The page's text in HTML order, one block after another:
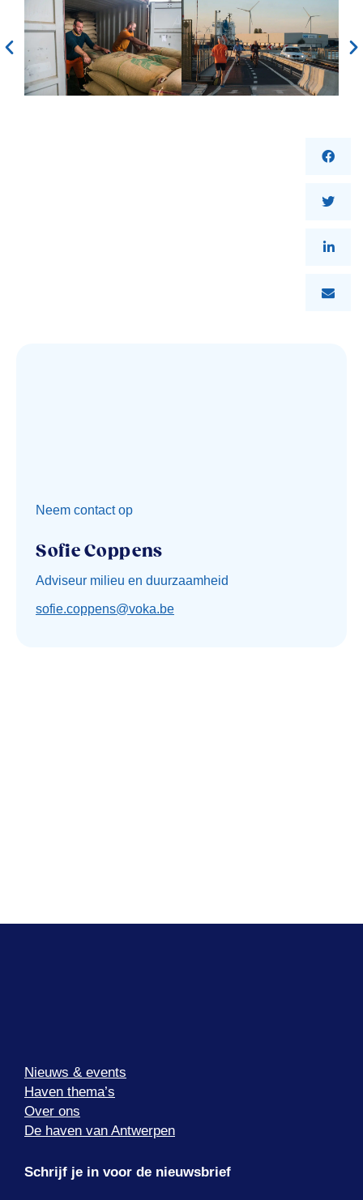
Neem contact op
Sofie Coppens
Adviseur milieu en duurzaamheid
sofie.coppens@voka.be
Nieuws & events
Haven thema’s
Over ons
De haven van Antwerpen
Schrijf je in voor de nieuwsbrief